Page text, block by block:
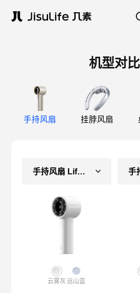
机型对比
手持风扇 挂脖风扇
手持风扇 Life10S
云雾灰 远山蓝